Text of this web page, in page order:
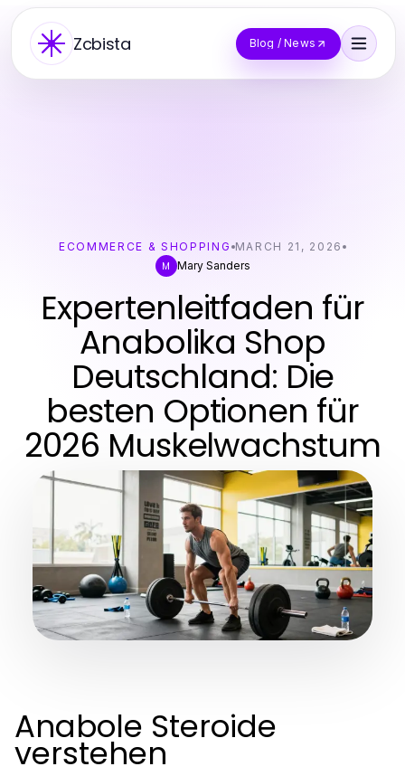
Zcbista Blog / News
ECOMMERCE & SHOPPING MARCH 21, 2026
M Mary Sanders
Expertenleitfaden für
Anabolika Shop
Deutschland: Die
besten Optionen für
2026 Muskelwachstum
Anabole Steroide
verstehen